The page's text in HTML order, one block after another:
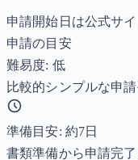
申請開始日は公式サ
申請の目安
難易度: 低
比較的シンプルな申
準備目安: 約7日
書類準備から申請完